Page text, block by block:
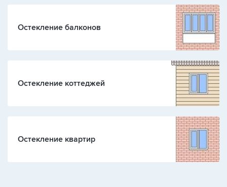
Остекление балконов
Остекление коттеджей
Остекление квартир